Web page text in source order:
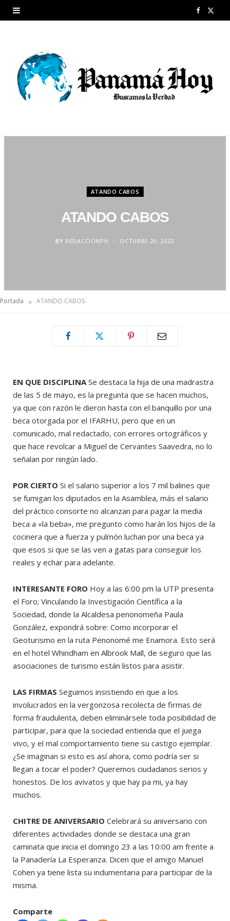
F
b
ATANDO CABOS
ATANDO CABOS
BY REDACCIONPH OCTUBRE 20, 2022
Portada » ATANDO CABOS
EN QUE DISCIPLINA Se destaca la hija de una madrastra
de las 5 de mayo, es la pregunta que se hacen muchos,
ya que con razón le dieron hasta con el banquillo por una
beca otorgada por el IFARHU, pero que en un
comunicado, mal redactado, con errores ortográficos y
que hace revolcar a Miguel de Cervantes Saavedra, no lo
señalan por ningún lado.
POR CIERTO Si el salario superior a los 7 mil balines que
se fumigan los diputados en la Asamblea, más el salario
del práctico consorte no alcanzan para pagar la media
beca a «la beba», me pregunto como harán los hijos de la
cocinera que a fuerza y pulmón luchan por una beca ya
que esos si que se las ven a gatas para conseguir los
reales y echar para adelante.
INTERESANTE FORO Hoy a las 6:00 pm la UTP presenta
el Foro; Vinculando la Investigación Científica a la
Sociedad, donde la Alcaldesa penonomeña Paula
González, expondrá sobre: Como incorporar el
Geoturismo en la ruta Penonomé me Enamora. Esto será
en el hotel Whindham en Albrook Mall, de seguro que las
asociaciones de turismo están listos para asistir.
LAS FIRMAS Seguimos insistiendo en que a los
involucrados en la vergonzosa recolecta de firmas de
forma fraudulenta, deben eliminársele toda posibilidad de
participar, para que la sociedad entienda que el juega
vivo, y el mal comportamiento tiene su castigo ejemplar.
¿Se imaginan si esto es así ahora, como podría ser si
llegan a tocar el poder? Queremos ciudadanos serios y
honestos. De los avivatos y que hay pa mi, ya hay
muchos.
CHITRE DE ANIVERSARIO Celebrará su aniversario con
diferentes actividades donde se destaca una gran
caminata que inicia el domingo 23 a las 10:00 am frente a
la Panadería La Esperanza. Dicen que el amigo Manuel
Cohen ya tiene lista su indumentaria para participar de la
misma.
Comparte